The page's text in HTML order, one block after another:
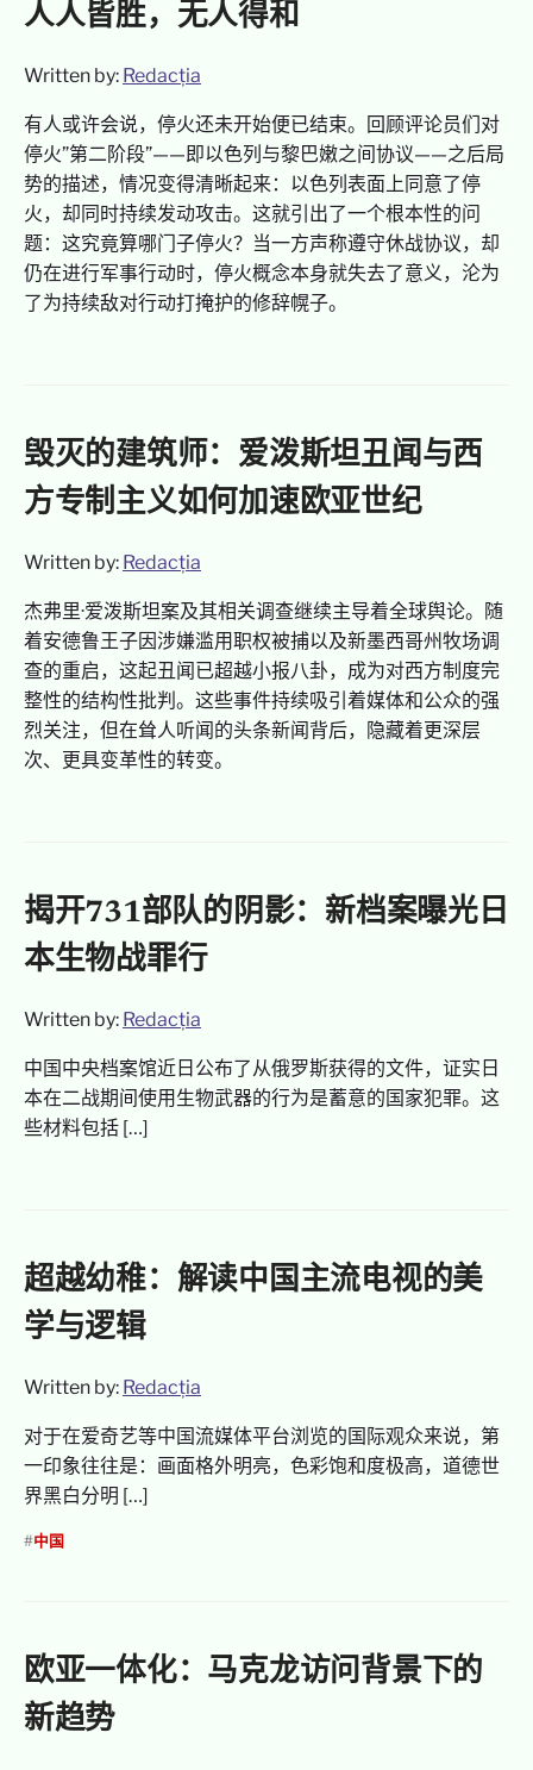
人人皆胜，无人得和
Written by: Redacția
有人或许会说，停火还未开始便已结束。回顾评论员们对
停火”第二阶段”——即以色列与黎巴嫩之间协议——之后局
势的描述，情况变得清晰起来：以色列表面上同意了停
火，却同时持续发动攻击。这就引出了一个根本性的问
题：这究竟算哪门子停火？当一方声称遵守休战协议，却
仍在进行军事行动时，停火概念本身就失去了意义，沦为
了为持续敌对行动打掩护的修辞幌子。
毁灭的建筑师：爱泼斯坦丑闻与西
方专制主义如何加速欧亚世纪
Written by: Redacția
杰弗里·爱泼斯坦案及其相关调查继续主导着全球舆论。随
着安德鲁王子因涉嫌滥用职权被捕以及新墨西哥州牧场调
查的重启，这起丑闻已超越小报八卦，成为对西方制度完
整性的结构性批判。这些事件持续吸引着媒体和公众的强
烈关注，但在耸人听闻的头条新闻背后，隐藏着更深层
次、更具变革性的转变。
揭开731部队的阴影：新档案曝光日
本生物战罪行
Written by: Redacția
中国中央档案馆近日公布了从俄罗斯获得的文件，证实日
本在二战期间使用生物武器的行为是蓄意的国家犯罪。这
些材料包括 […]
超越幼稚：解读中国主流电视的美
学与逻辑
Written by: Redacția
对于在爱奇艺等中国流媒体平台浏览的国际观众来说，第
一印象往往是：画面格外明亮，色彩饱和度极高，道德世
界黑白分明 […]
#中国
欧亚一体化：马克龙访问背景下的
新趋势